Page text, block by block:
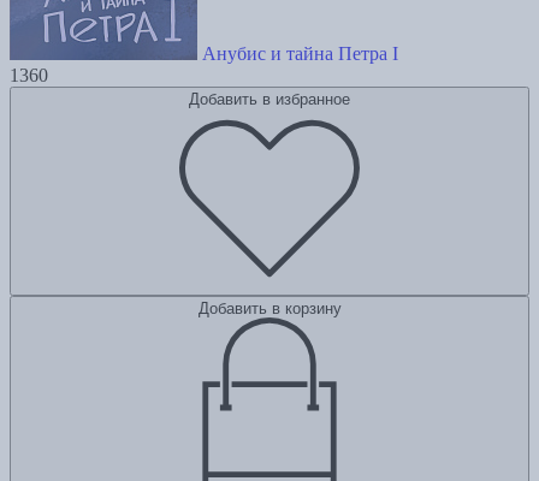
Анубис и тайна Петра I
1360
Добавить в избранное
Добавить в корзину